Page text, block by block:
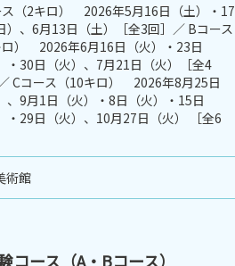
ス（2キロ） 2026年5月16日（土）・17
）、6月13日（土）［全3回］／ Bコース
ロ） 2026年6月16日（火）・23日
・30日（火）、7月21日（火）［全4
Cコース（10キロ） 2026年8月25日
、9月1日（火）・8日（火）・15日
・29日（火）、10月27日（火） ［全6
術館
コース（A・Bコース）